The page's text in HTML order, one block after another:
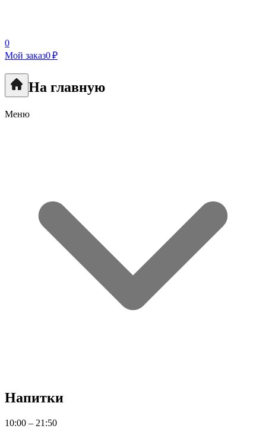
0
Мой заказ0 ₽
На главную
Меню
Напитки
10:00 – 21:50